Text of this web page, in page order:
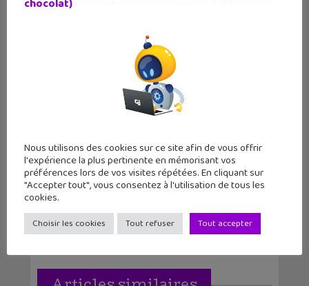
Journaliste web et père de deux grands ados,
j'aime tester de nouvelles applications et
regarder des séries télé tard le soir.
chocolat)
Nous utilisons des cookies sur ce site afin de vous offrir
l'expérience la plus pertinente en mémorisant vos
préférences lors de vos visites répétées. En cliquant sur
"Accepter tout", vous consentez à l'utilisation de tous les
cookies.
Choisir les cookies Tout refuser Tout accepter